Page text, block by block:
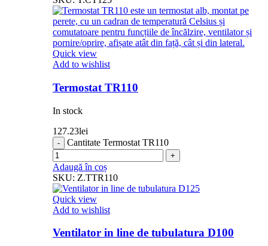
Quick view
Add to wishlist
Termostat TR110
In stock
127.23lei
Cantitate Termostat TR110
Adaugă în coș
SKU: Z.TTR110
Quick view
Add to wishlist
Ventilator in line de tubulatura D100